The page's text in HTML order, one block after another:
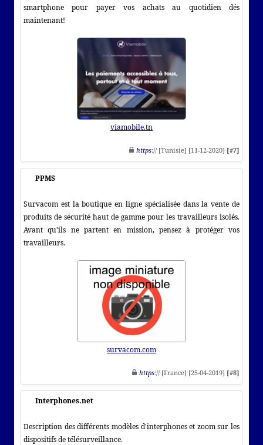
smartphone pour payer vos achats au quotidien dés
maintenant!
viamobile.tn
https:// [Tunisie] [11-12-2020] [#7]
PPMS
Survacom est la boutique en ligne spécialisée dans la vente de
produits de sécurité haut de gamme pour les travailleurs isolés.
Avant qu'ils ne partent en mission, pensez à protéger vos
travailleurs.
survacom.com
https:// [France] [25-04-2019] [#8]
Interphones.net
Description des différents modèles d'interphones et zoom sur les
dispositifs de télésurveillance.